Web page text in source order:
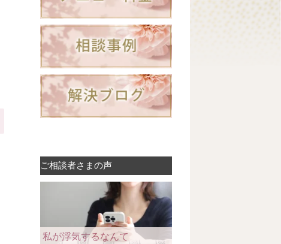
ご相談者さまの声
私が浮気するなんて